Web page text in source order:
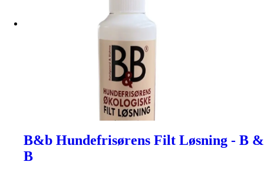
B&b Hundefrisørens Filt Løsning - B &
B